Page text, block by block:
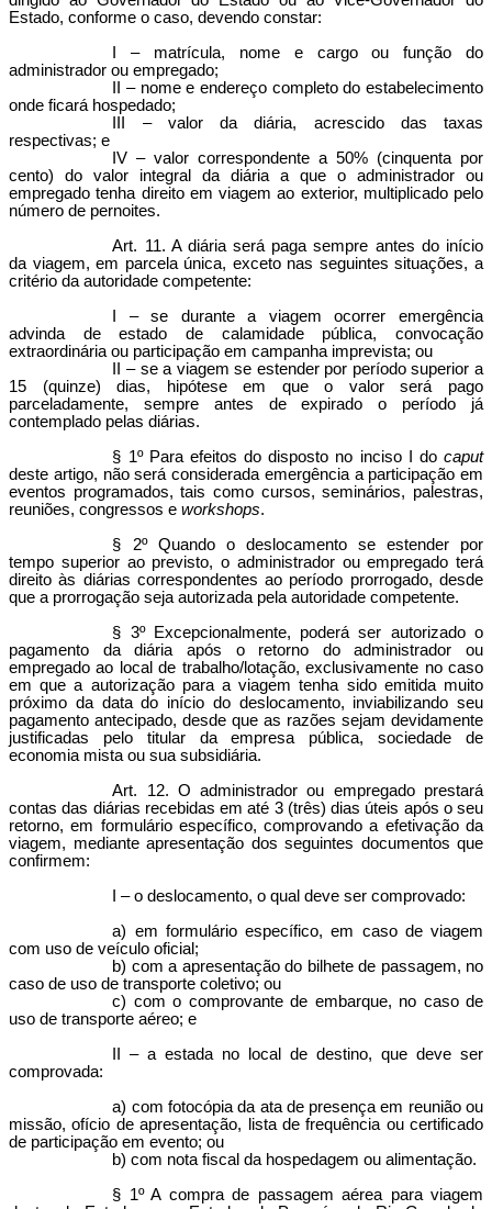
Estado, conforme o caso, devendo constar:
I – matrícula, nome e cargo ou função do
administrador ou empregado;
II – nome e endereço completo do estabelecimento
onde ficará hospedado;
III – valor da diária, acrescido das taxas
respectivas; e
IV – valor correspondente a 50% (cinquenta por
cento) do valor integral da diária a que o administrador ou
empregado tenha direito em viagem ao exterior, multiplicado pelo
número de pernoites.
Art. 11. A diária será paga sempre antes do início
da viagem, em parcela única, exceto nas seguintes situações, a
critério da autoridade competente:
I – se durante a viagem ocorrer emergência
advinda de estado de calamidade pública, convocação
extraordinária ou participação em campanha imprevista; ou
II – se a viagem se estender por período superior a
15 (quinze) dias, hipótese em que o valor será pago
parceladamente, sempre antes de expirado o período já
contemplado pelas diárias.
§ 1º Para efeitos do disposto no inciso I do caput
deste artigo, não será considerada emergência a participação em
eventos programados, tais como cursos, seminários, palestras,
reuniões, congressos e workshops.
§ 2º Quando o deslocamento se estender por
tempo superior ao previsto, o administrador ou empregado terá
direito às diárias correspondentes ao período prorrogado, desde
que a prorrogação seja autorizada pela autoridade competente.
§ 3º Excepcionalmente, poderá ser autorizado o
pagamento da diária após o retorno do administrador ou
empregado ao local de trabalho/lotação, exclusivamente no caso
em que a autorização para a viagem tenha sido emitida muito
próximo da data do início do deslocamento, inviabilizando seu
pagamento antecipado, desde que as razões sejam devidamente
justificadas pelo titular da empresa pública, sociedade de
economia mista ou sua subsidiária.
Art. 12. O administrador ou empregado prestará
contas das diárias recebidas em até 3 (três) dias úteis após o seu
retorno, em formulário específico, comprovando a efetivação da
viagem, mediante apresentação dos seguintes documentos que
confirmem:
I – o deslocamento, o qual deve ser comprovado:
a) em formulário específico, em caso de viagem
com uso de veículo oficial;
b) com a apresentação do bilhete de passagem, no
caso de uso de transporte coletivo; ou
c) com o comprovante de embarque, no caso de
uso de transporte aéreo; e
II – a estada no local de destino, que deve ser
comprovada:
a) com fotocópia da ata de presença em reunião ou
missão, ofício de apresentação, lista de frequência ou certificado
de participação em evento; ou
b) com nota fiscal da hospedagem ou alimentação.
§ 1º A compra de passagem aérea para viagem